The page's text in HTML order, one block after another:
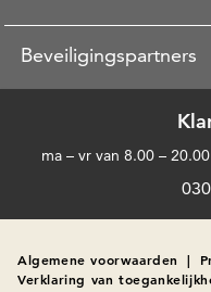
Beveiligingspartners
ma – vr van 8.00 –
Algemene voorwaarden |
Verklaring van